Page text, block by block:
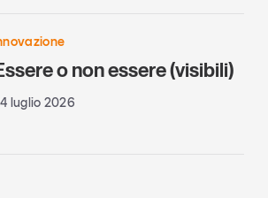
o non essere (visibili)
luglio 2026